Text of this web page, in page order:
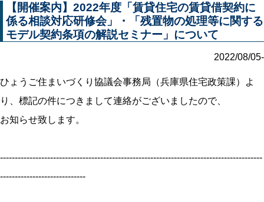
【開催案内】2022年度「賃貸住宅の賃貸借契約に
係る相談対応研修会」・「残置物の処理等に関する
モデル契約条項の解説セミナー」について
2022/08/05-
ひょうご住まいづくり協議会事務局（兵庫県住宅政策課）よ
り、標記の件につきまして連絡がございましたので、
お知らせ致します。
-----------------------------------------------------------------------------------------
-----------------------------